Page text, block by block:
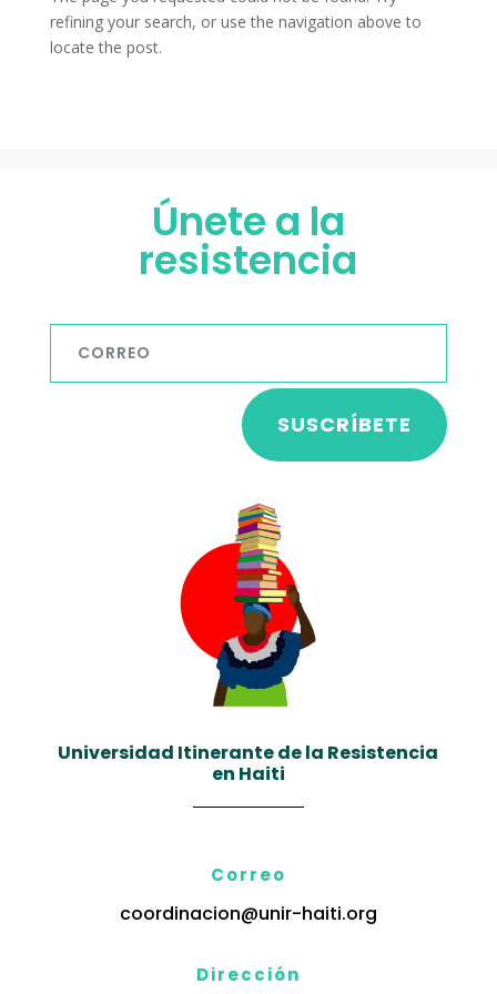
refining your search, or use the navigation above to
locate the post.
Únete a la
resistencia
SUSCRÍBETE
Universidad Itinerante de la Resistencia
en Haiti
Correo
coordinacion@unir-haiti.org
Dirección